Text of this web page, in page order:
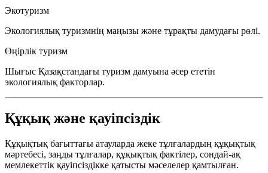
Экотуризм
Экологиялық туризмнің маңызы және тұрақты дамудағы рөлі.
Өңірлік туризм
Шығыс Қазақстандағы туризм дамуына әсер ететін
экологиялық факторлар.
Құқық және қауіпсіздік
Құқықтық бағыттағы атауларда жеке тұлғалардың құқықтық
мәртебесі, заңды тұлғалар, құқықтық фактілер, сондай-ақ
мемлекеттік қауіпсіздікке қатысты мәселелер қамтылған.